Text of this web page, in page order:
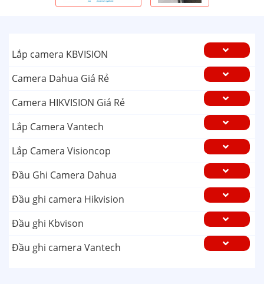
Lắp camera KBVISION
Camera Dahua Giá Rẻ
Camera HIKVISION Giá Rẻ
Lắp Camera Vantech
Lắp Camera Visioncop
Đầu Ghi Camera Dahua
Đầu ghi camera Hikvision
Đầu ghi Kbvison
Đầu ghi camera Vantech